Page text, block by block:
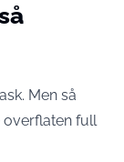
Men så
overflaten full